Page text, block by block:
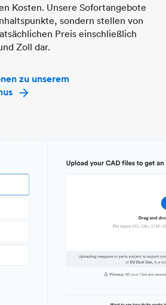
Kosten. Unsere Sofortangebote
sondern stellen von
Preis einschließlich
Zoll dar.
zu unserem